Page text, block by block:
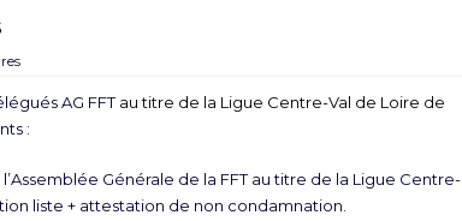
AG FFTau titre de la Ligue Centre-Val de Loire de
:
Générale de la FFT au titre de la Ligue Centre-
liste + attestation de non condamnation.